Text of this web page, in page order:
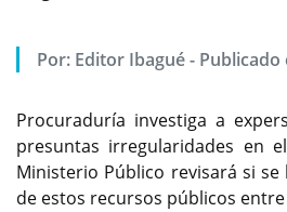
Por: Editor Ibagué- Publicado
Procuraduría investiga a
presuntas irregularidades en
Ministerio Público revisará si
de estos recursos públicos entre